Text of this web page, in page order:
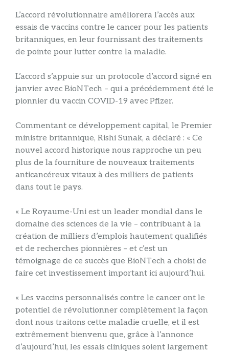
L’accord révolutionnaire améliorera l’accès aux
essais de vaccins contre le cancer pour les patients
britanniques, en leur fournissant des traitements
de pointe pour lutter contre la maladie.
L’accord s’appuie sur un protocole d’accord signé en
janvier avec BioNTech – qui a précédemment été le
pionnier du vaccin COVID-19 avec Pfizer.
Commentant ce développement capital, le Premier
ministre britannique, Rishi Sunak, a déclaré : « Ce
nouvel accord historique nous rapproche un peu
plus de la fourniture de nouveaux traitements
anticancéreux vitaux à des milliers de patients
dans tout le pays.
« Le Royaume-Uni est un leader mondial dans le
domaine des sciences de la vie – contribuant à la
création de milliers d’emplois hautement qualifiés
et de recherches pionnières – et c’est un
témoignage de ce succès que BioNTech a choisi de
faire cet investissement important ici aujourd’hui.
« Les vaccins personnalisés contre le cancer ont le
potentiel de révolutionner complètement la façon
dont nous traitons cette maladie cruelle, et il est
extrêmement bienvenu que, grâce à l’annonce
d’aujourd’hui, les essais cliniques soient largement